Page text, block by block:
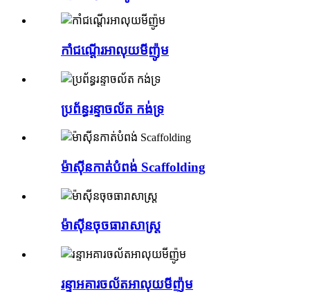
កាំជណ្តើរអាលុយមីញ៉ូម
ប្រព័ន្ធរន្ទាចល័ត កង់ទ្រ
ម៉ាស៊ីនកាត់បំពង់ Scaffolding
ម៉ាស៊ីនចុចធារាសាស្ត្រ
រន្ទា​អគារ​ចល័ត​អាលុយមីញ៉ូម